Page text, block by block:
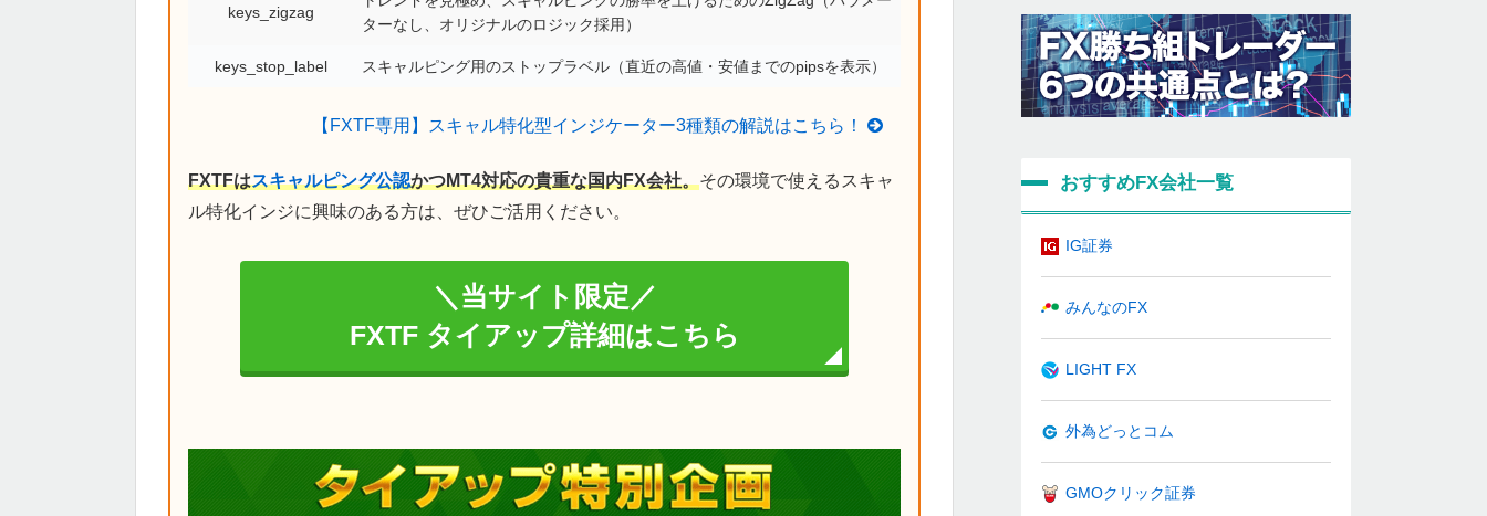
keys_zigzag
ターなし、オリジナルのロジック採用）
keys_stop_label スキャルピング用のストップラベル（直近の高値・安値までのpipsを表示）
【FXTF専用】スキャル特化型インジケーター3種類の解説はこちら！
FXTFはスキャルピング公認かつMT4対応の貴重な国内FX会社。その環境で使えるスキャ
ル特化インジに興味のある方は、ぜひご活用ください。
＼当サイト限定／
FXTF タイアップ詳細はこちら
おすすめFX会社一覧
IG証券
みんなのFX
LIGHT FX
外為どっとコム
GMOクリック証券